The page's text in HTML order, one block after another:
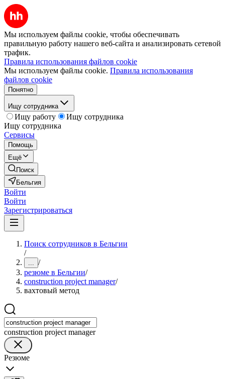
Мы используем файлы cookie, чтобы обеспечивать
правильную работу нашего веб-сайта и анализировать сетевой
трафик.
Правила использования файлов cookie
Мы используем файлы cookie. Правила использования
файлов cookie
Понятно
Ищу сотрудника
Ищу работу
Ищу сотрудника
Ищу сотрудника
Сервисы
Помощь
Ещё
Поиск
Бельгия
Войти
Войти
Зарегистрироваться
Поиск сотрудников в Бельгии
/
... /
резюме в Бельгии/
construction project manager/
вахтовый метод
construction project manager
Резюме